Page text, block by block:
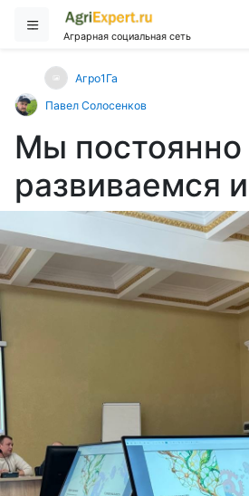
Аграрная социальная сеть
Агро1Га
Павел Солосенков
Мы постоянно
развиваемся